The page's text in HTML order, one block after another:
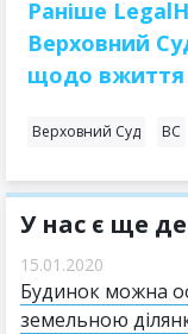
Раніше
Верховний
щодо вжиття
Верховний Суд ВС
У нас є ще
15.01.2020
Будинок можна
земельною